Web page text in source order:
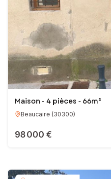
Maison - 4 pièces - 66m²
Beaucaire (30300)
98 000 €